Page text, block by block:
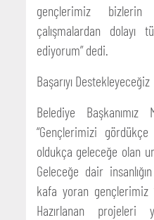
gençlerimiz
çalışmalardan dolayı
ediyorum” dedi.
Başarıyı Destekleyeceğiz
Belediye
“Gençlerimizi gördükçe
oldukça geleceğe olan
Geleceğe dair
kafa yoran gençlerimiz
Hazırlanan projeleri